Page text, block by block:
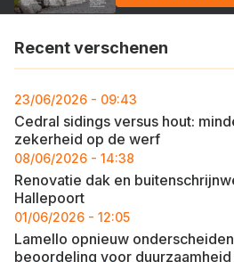
Recent verschenen
23/06/2026 - 09:43
Cedral sidings versus hout:
zekerheid op de werf
08/06/2026 - 14:38
Renovatie dak en
Hallepoort
01/06/2026 - 12:05
Lamello opnieuw
beoordeling voor duurzaamheid